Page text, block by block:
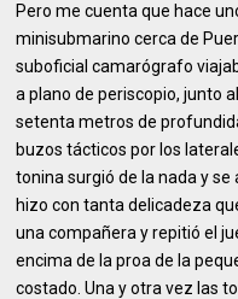
Pero me cuenta que hace
minisubmarino cerca de
suboficial camarógrafo
a plano de periscopio, junto
setenta metros de
buzos tácticos por los
tonina surgió de la nada y
hizo con tanta delicadeza
una compañera y repitió el
encima de la proa de la
costado. Una y otra vez las